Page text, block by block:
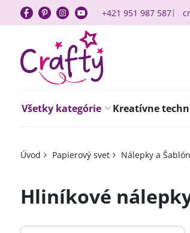
+421 951 987 587
Všetky kategórie Kreatívne
Úvod Papierový svet Nálepky a
Hliníkové